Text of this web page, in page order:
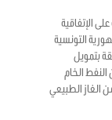
الإتفاقية
بين حكومة الجمهورية التونسية
بتمويل
الخام
الغاز الطبيعي